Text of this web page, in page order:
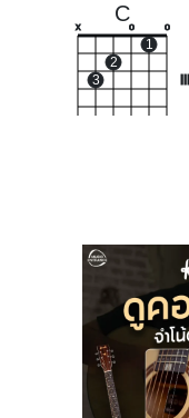
C
x
3
2
o
1
o